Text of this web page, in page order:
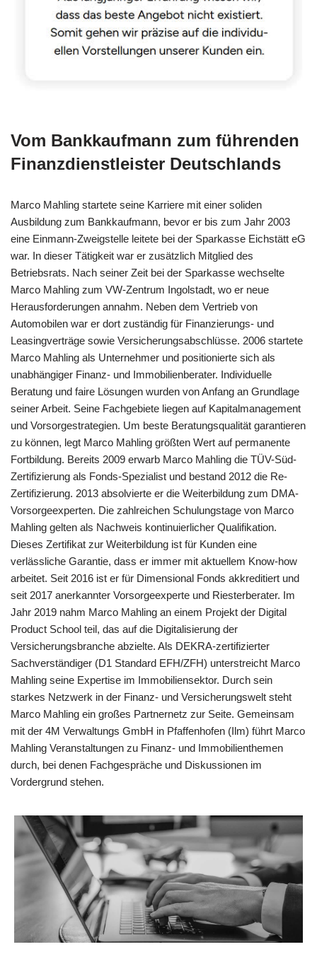
Vom Bankkaufmann zum führenden
Finanzdienstleister Deutschlands
Marco Mahling startete seine Karriere mit einer soliden
Ausbildung zum Bankkaufmann, bevor er bis zum Jahr 2003
eine Einmann-Zweigstelle leitete bei der Sparkasse Eichstätt eG
war. In dieser Tätigkeit war er zusätzlich Mitglied des
Betriebsrats. Nach seiner Zeit bei der Sparkasse wechselte
Marco Mahling zum VW-Zentrum Ingolstadt, wo er neue
Herausforderungen annahm. Neben dem Vertrieb von
Automobilen war er dort zuständig für Finanzierungs- und
Leasingverträge sowie Versicherungsabschlüsse. 2006 startete
Marco Mahling als Unternehmer und positionierte sich als
unabhängiger Finanz- und Immobilienberater. Individuelle
Beratung und faire Lösungen wurden von Anfang an Grundlage
seiner Arbeit. Seine Fachgebiete liegen auf Kapitalmanagement
und Vorsorgestrategien. Um beste Beratungsqualität garantieren
zu können, legt Marco Mahling größten Wert auf permanente
Fortbildung. Bereits 2009 erwarb Marco Mahling die TÜV-Süd-
Zertifizierung als Fonds-Spezialist und bestand 2012 die Re-
Zertifizierung. 2013 absolvierte er die Weiterbildung zum DMA-
Vorsorgeexperten. Die zahlreichen Schulungstage von Marco
Mahling gelten als Nachweis kontinuierlicher Qualifikation.
Dieses Zertifikat zur Weiterbildung ist für Kunden eine
verlässliche Garantie, dass er immer mit aktuellem Know-how
arbeitet. Seit 2016 ist er für Dimensional Fonds akkreditiert und
seit 2017 anerkannter Vorsorgeexperte und Riesterberater. Im
Jahr 2019 nahm Marco Mahling an einem Projekt der Digital
Product School teil, das auf die Digitalisierung der
Versicherungsbranche abzielte. Als DEKRA-zertifizierter
Sachverständiger (D1 Standard EFH/ZFH) unterstreicht Marco
Mahling seine Expertise im Immobiliensektor. Durch sein
starkes Netzwerk in der Finanz- und Versicherungswelt steht
Marco Mahling ein großes Partnernetz zur Seite. Gemeinsam
mit der 4M Verwaltungs GmbH in Pfaffenhofen (Ilm) führt Marco
Mahling Veranstaltungen zu Finanz- und Immobilienthemen
durch, bei denen Fachgespräche und Diskussionen im
Vordergrund stehen.